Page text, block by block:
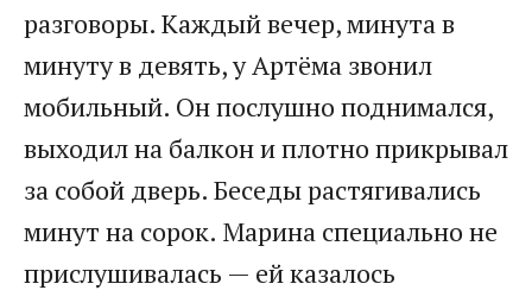
разговоры. Каждый вечер, минута в
минуту в девять, у Артёма звонил
мобильный. Он послушно поднимался,
выходил на балкон и плотно прикрывал
за собой дверь. Беседы растягивались
минут на сорок. Марина специально не
прислушивалась — ей казалось